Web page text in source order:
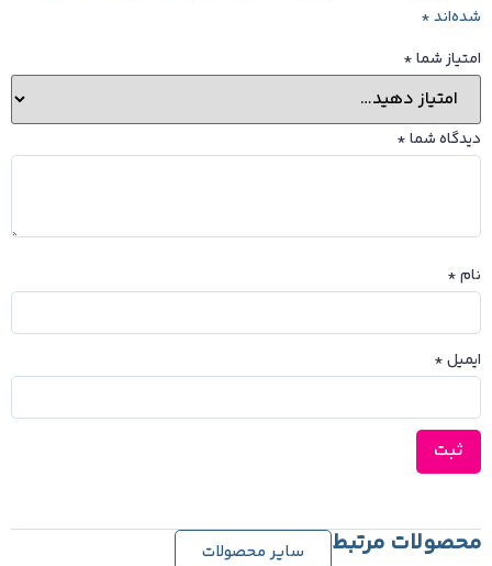
شده‌اند*
امتیاز شما*
دیدگاه شما*
نام*
ایمیل*
محصولات مرتبط سایر محصولات